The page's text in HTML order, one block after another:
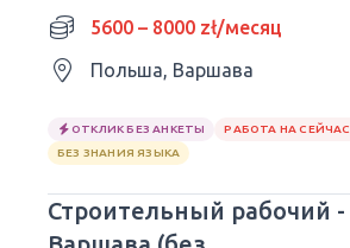
полномочий)
5600 – 8000 zł/месяц
Польша, Варшава
ОТКЛИК БЕЗ АНКЕТЫ
РАБОТА НА СЕЙЧАС
БЕЗ ЗНАНИЯ ЯЗЫКА
Строительный рабочий -